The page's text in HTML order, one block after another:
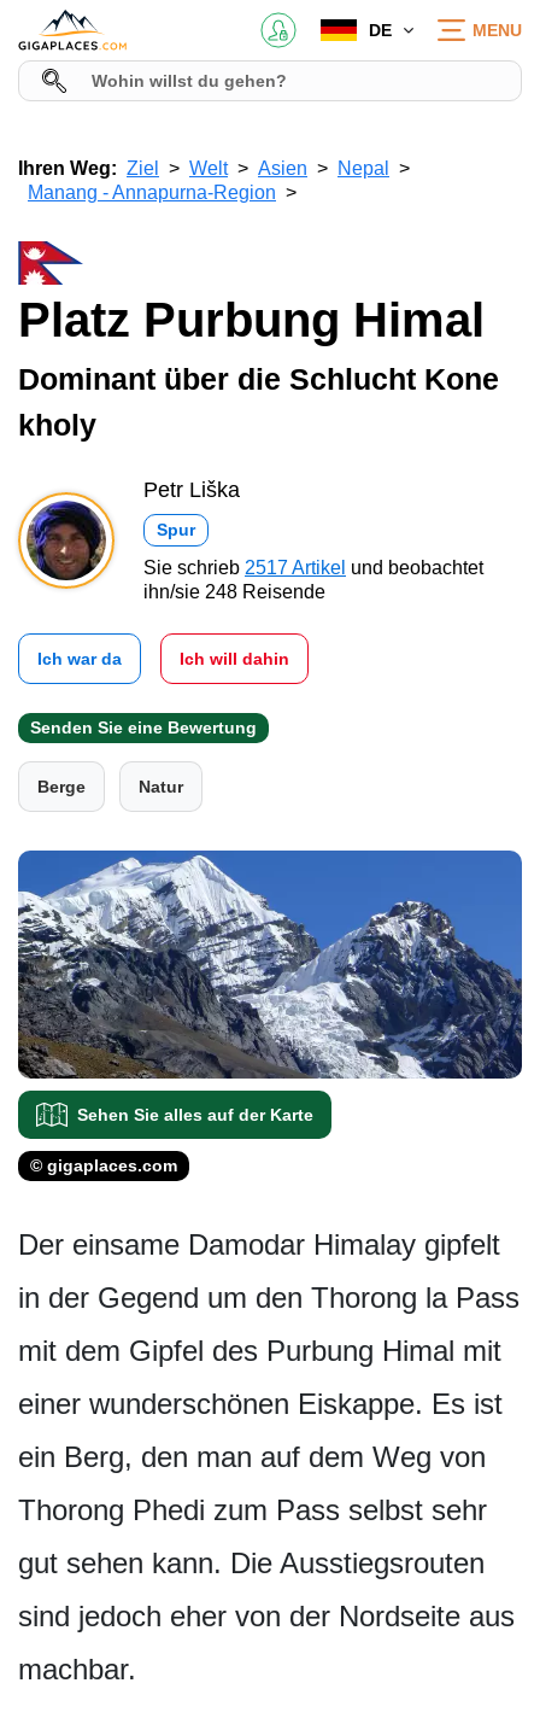
DE MENU
Ihren Weg: Ziel Welt Asien
Nepal
Manang - Annapurna-Region
Platz Purbung Himal
Dominant über die Schlucht Kone
kholy
Petr Liška
Spur
Sie schrieb 2517 Artikel und beobachtet
ihn/sie 248 Reisende
Ich war da Ich will dahin
Senden Sie eine Bewertung
Berge Natur
Sehen Sie alles auf der Karte
© gigaplaces.com
Der einsame Damodar Himalay gipfelt
in der Gegend um den Thorong la Pass
mit dem Gipfel des Purbung Himal mit
einer wunderschönen Eiskappe. Es ist
ein Berg, den man auf dem Weg von
Thorong Phedi zum Pass selbst sehr
gut sehen kann. Die Ausstiegsrouten
sind jedoch eher von der Nordseite aus
machbar.